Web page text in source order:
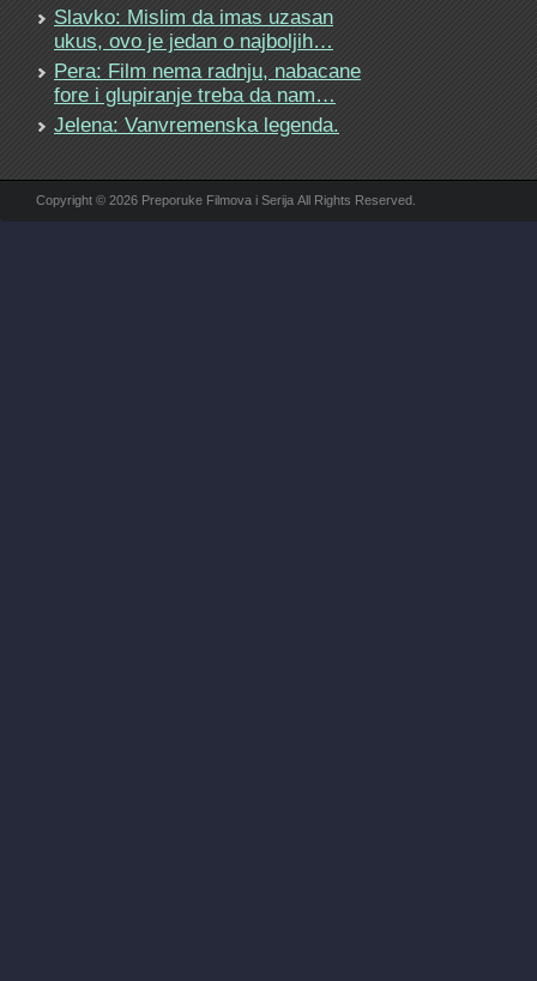
Slavko: Mislim da imas uzasan
ukus, ovo je jedan o najboljih…
Pera: Film nema radnju, nabacane
fore i glupiranje treba da nam…
Jelena: Vanvremenska legenda.
Copyright © 2026 Preporuke Filmova i Serija All Rights Reserved.